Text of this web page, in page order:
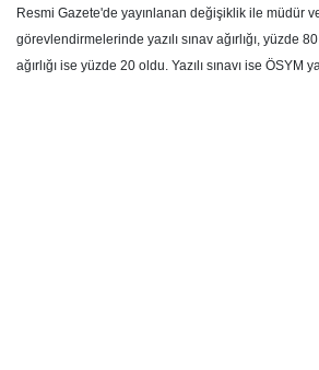
Resmi Gazete'de yayınlanan değişiklik ile müdür ve
görevlendirmelerinde yazılı sınav ağırlığı, yüzde
ağırlığı ise yüzde 20 oldu. Yazılı sınavı ise ÖSYM